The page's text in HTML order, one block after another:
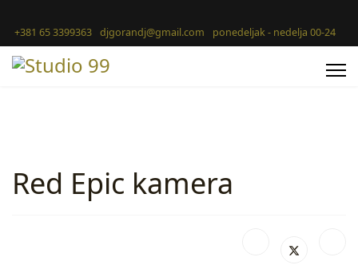
+381 65 3399363 djgorandj@gmail.com ponedeljak - nedelja 00-24
Red Epic kamera